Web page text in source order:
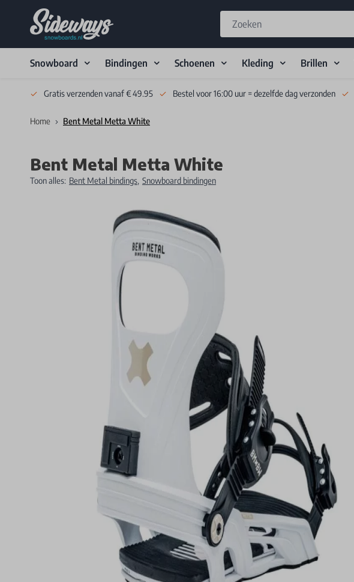
Snowboard Bindingen Schoenen Kleding Brillen
Gratis verzenden vanaf € 49.95 Bestel voor 16:00 uur = dezelfde dag verzonden
Home Bent Metal Metta White
Bent Metal Metta White
Toon alles: Bent Metal bindings, Snowboard bindingen